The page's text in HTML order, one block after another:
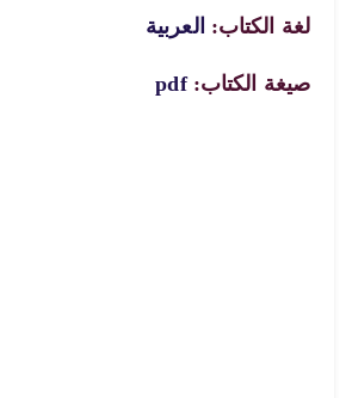
لغة الكتاب: العربية
صيغة الكتاب: pdf